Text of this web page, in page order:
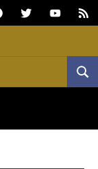
TwitterYoutube